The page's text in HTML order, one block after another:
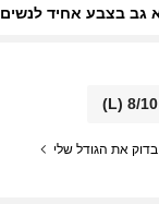
8/10
(L)
בדוק את הגודל שלי